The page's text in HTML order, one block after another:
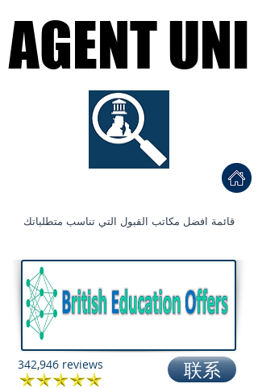
AGENT UNI
AGENT UNI
قائمة افضل مكاتب القبول التي تناسب متطلباتك
联系
342,946 reviews